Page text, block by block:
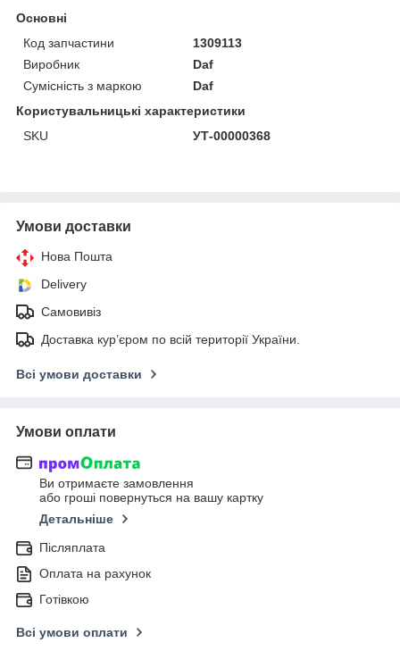
Основні
Код запчастини
1309113
Виробник
Daf
Сумісність з маркою
Daf
Користувальницькі характеристики
SKU
УТ-00000368
Умови доставки
Нова Пошта
Delivery
Самовивіз
Доставка кур’єром по всій території України.
Всі умови доставки
Умови оплати
Ви отримаєте замовлення
або гроші повернуться на вашу картку
Детальніше
Післяплата
Оплата на рахунок
Готівкою
Всі умови оплати